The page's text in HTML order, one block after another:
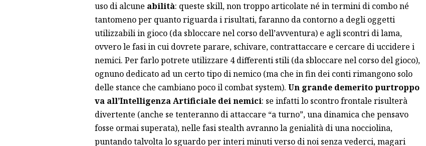
uso di alcune abilità: queste skill, non troppo articolate né in termini di combo né
tantomeno per quanto riguarda i risultati, faranno da contorno a degli oggetti
utilizzabili in gioco (da sbloccare nel corso dell’avventura) e agli scontri di lama,
ovvero le fasi in cui dovrete parare, schivare, contrattaccare e cercare di uccidere i
nemici. Per farlo potrete utilizzare 4 differenti stili (da sbloccare nel corso del gioco),
ognuno dedicato ad un certo tipo di nemico (ma che in fin dei conti rimangono solo
delle stance che cambiano poco il combat system). Un grande demerito purtroppo
va all’Intelligenza Artificiale dei nemici: se infatti lo scontro frontale risulterà
divertente (anche se tenteranno di attaccare “a turno”, una dinamica che pensavo
fosse ormai superata), nelle fasi stealth avranno la genialità di una nocciolina,
puntando talvolta lo sguardo per interi minuti verso di noi senza vederci, magari